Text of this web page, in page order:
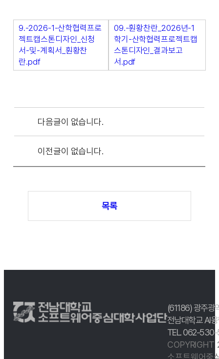
9.-2026-1-산학협력프로
젝트캡스톤디자인_신청
서-및-계획서_훤황찬
란.pdf
09.-훤황찬란_2026년-1
학기-산학협력프로젝트캡
스톤디자인_결과보고
서.pdf
다음글이 없습니다.
이전글이 없습니다.
목록
(61186) 광주광
전남대학교 AI
TEL. 062-
COPYRIGHT
소프트웨어중